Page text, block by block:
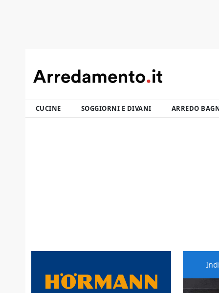
CUCINE SOGGIORNI E DIVANI ARREDO